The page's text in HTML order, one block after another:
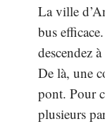
La ville
bus
descendez à
De là, une
pont. Pour
plusieurs